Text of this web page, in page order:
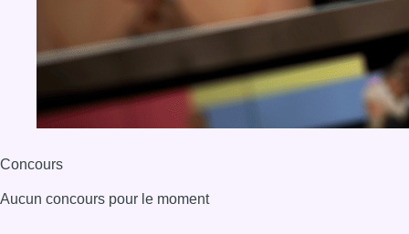
Concours
Aucun concours pour le moment